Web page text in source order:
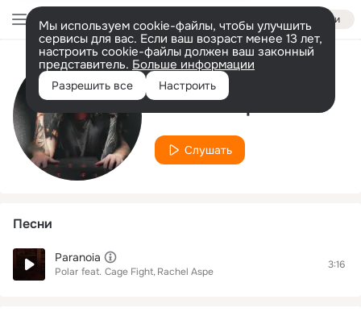
Войти
Мы используем cookie-файлы, чтобы улучшить
сервисы для вас. Если ваш возраст менее 13 лет,
настроить cookie-файлы должен ваш законный
представитель. Больше информации
Разрешить все Настроить
Исполнитель
Rachel Aspe
Слушать
Песни
Paranoia
Polar feat. Cage Fight Rachel Aspe
3:16